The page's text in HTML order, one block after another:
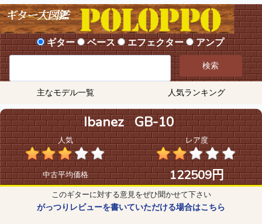
ギター ベース エフェクター アンプ
検索
主なモデル一覧 人気ランキング
Ibanez GB-10
人気 レア度
中古平均価格 122509円
このギターに対する意見をぜひ聞かせて下さい
がっつりレビューを書いていただける場合はこちら